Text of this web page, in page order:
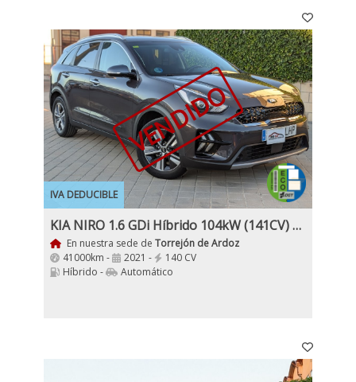
IVA DEDUCIBLE
VENDIDO
KIA NIRO 1.6 GDi Híbrido 104kW (141CV) Drive 5 Puertas
En nuestra sede de Torrejón de Ardoz
41000km -
2021 -
140 CV
Híbrido -
Automático